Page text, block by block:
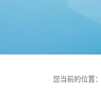
您当前的位置：